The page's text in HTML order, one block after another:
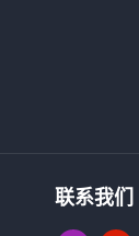
联系我们